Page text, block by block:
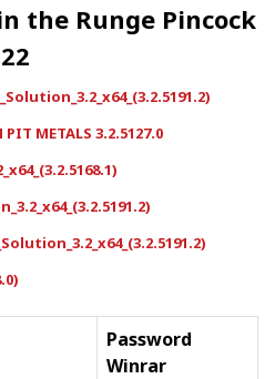
the Runge Pincock
PIT METALS 3.2.5127.0
Password
Winrar